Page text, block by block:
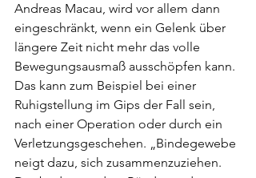
Andreas Macau, wird vor allem dann
eingeschränkt, wenn ein Gelenk über
längere Zeit nicht mehr das volle
Bewegungsausmaß ausschöpfen kann.
Das kann zum Beispiel bei einer
Ruhigstellung im Gips der Fall sein,
nach einer Operation oder durch ein
Verletzungsgeschehen. „Bindegewebe
neigt dazu, sich zusammenzuziehen.